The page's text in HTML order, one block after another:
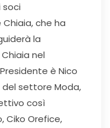
soci
che ha
la
nel
è Nico
settore Moda,
così
Ciko Orefice,